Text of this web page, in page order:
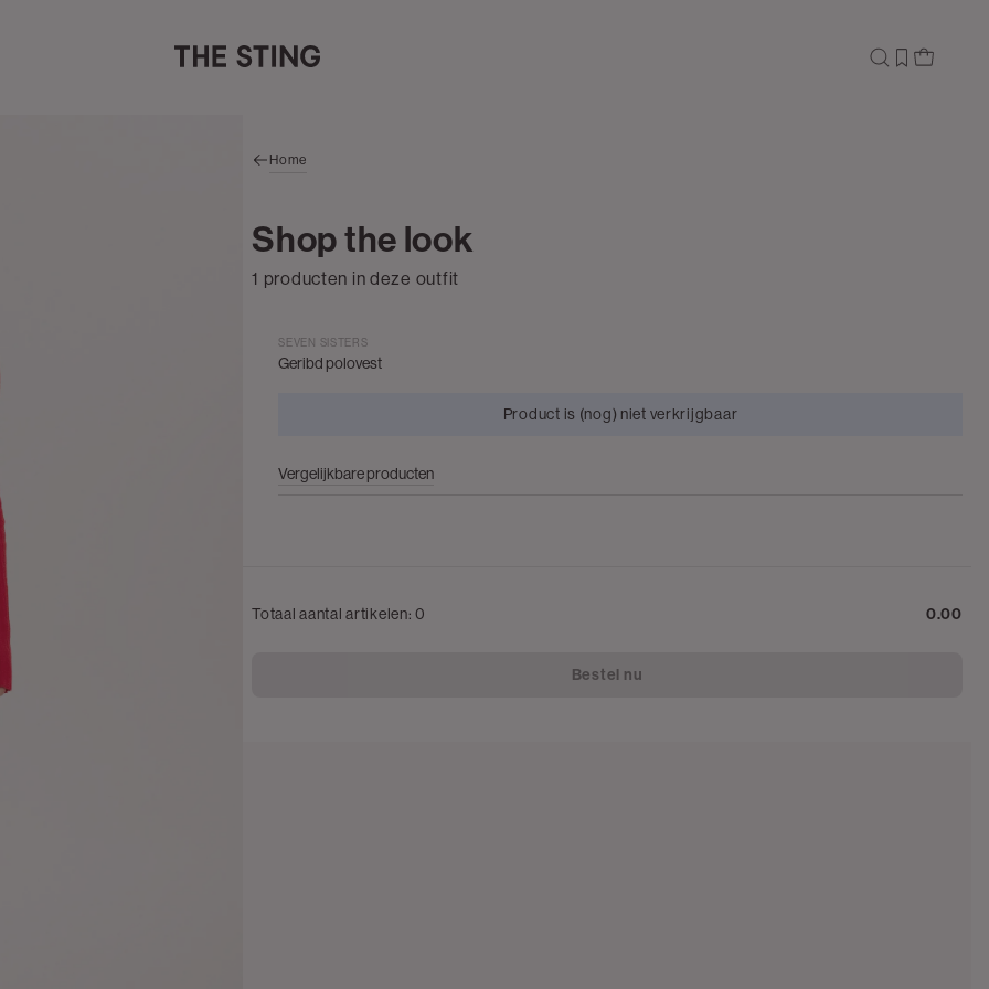
Home
Shop the look
1 producten in deze outfit
SEVEN SISTERS
Geribd polovest
Product is (nog) niet verkrijgbaar
Vergelijkbare producten
Totaal aantal artikelen:0 0.00
Bestel nu